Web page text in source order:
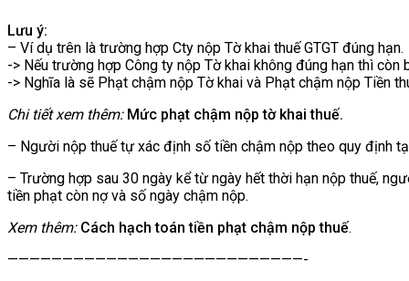
Lưu ý:
– Ví dụ trên là trường hợp Cty nộp Tờ khai thuế GTGT đúng hạn.
-> Nếu trường hợp Công ty nộp Tờ khai không đúng hạn thì còn
-> Nghĩa là sẽ Phạt chậm nộp Tờ khai và Phạt chậm nộp Tiền
Chi tiết xem thêm: Mức phạt chậm nộp tờ khai thuế.
– Người nộp thuế tự xác định số tiền chậm nộp theo quy định
– Trường hợp sau 30 ngày kể từ ngày hết thời hạn nộp thuế,
tiền phạt còn nợ và số ngày chậm nộp.
Xem thêm: Cách hạch toán tiền phạt chậm nộp thuế.
———————————————————————————-